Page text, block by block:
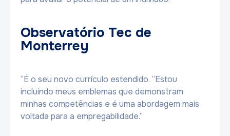
Observatório Tec de
Monterrey
“É o seu novo currículo estendido. “Estou
incluindo meus emblemas que demonstram
minhas competências e é uma abordagem mais
voltada para a empregabilidade.”